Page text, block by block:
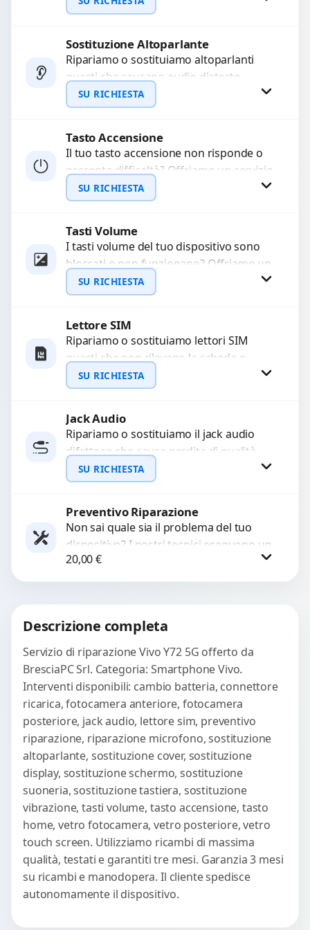
chiamate. Diagnosi accurata e ricambi
Richiedi Preventivo
WhatsApp
Sostituzione Altoparlante
Ripariamo o sostituiamo altoparlanti
guasti che causano audio distorto,
basso o assente. Utilizziamo ricambi di
alta qualità garantiti per 3...
SU RICHIESTA
Richiedi Preventivo
WhatsApp
Tasto Accensione
Il tuo tasto accensione non risponde o
presenta difficoltà? Offriamo un servizio
professionale di riparazione o
sostituzione utilizzando componenti di...
SU RICHIESTA
Richiedi Preventivo
WhatsApp
Tasti Volume
I tasti volume del tuo dispositivo sono
bloccati o non funzionano? Offriamo un
servizio di riparazione o sostituzione
con ricambi...
SU RICHIESTA
Richiedi Preventivo
WhatsApp
Lettore SIM
Ripariamo o sostituiamo lettori SIM
guasti che non rilevano la scheda o
interrompono il segnale. Utilizziamo
ricambi testati e garantiti...
SU RICHIESTA
Richiedi Preventivo
WhatsApp
Jack Audio
Ripariamo o sostituiamo il jack audio
difettoso che causa perdita di qualità
sonora o impossibilità di collegare cuffie
e accessori....
SU RICHIESTA
Richiedi Preventivo
WhatsApp
Preventivo Riparazione
Non sai quale sia il problema del tuo
dispositivo? I nostri tecnici eseguono un
check-up completo con strumenti
avanzati per...
20,00€
Descrizione completa
Servizio di riparazione Vivo Y72 5G offerto da
BresciaPC Srl. Categoria: Smartphone Vivo.
Interventi disponibili: cambio batteria, connettore
ricarica, fotocamera anteriore, fotocamera
posteriore, jack audio, lettore sim, preventivo
riparazione, riparazione microfono, sostituzione
altoparlante, sostituzione cover, sostituzione
display, sostituzione schermo, sostituzione
suoneria, sostituzione tastiera, sostituzione
vibrazione, tasti volume, tasto accensione, tasto
home, vetro fotocamera, vetro posteriore, vetro
touch screen. Utilizziamo ricambi di massima
qualità, testati e garantiti tre mesi. Garanzia 3 mesi
su ricambi e manodopera. Il cliente spedisce
autonomamente il dispositivo.